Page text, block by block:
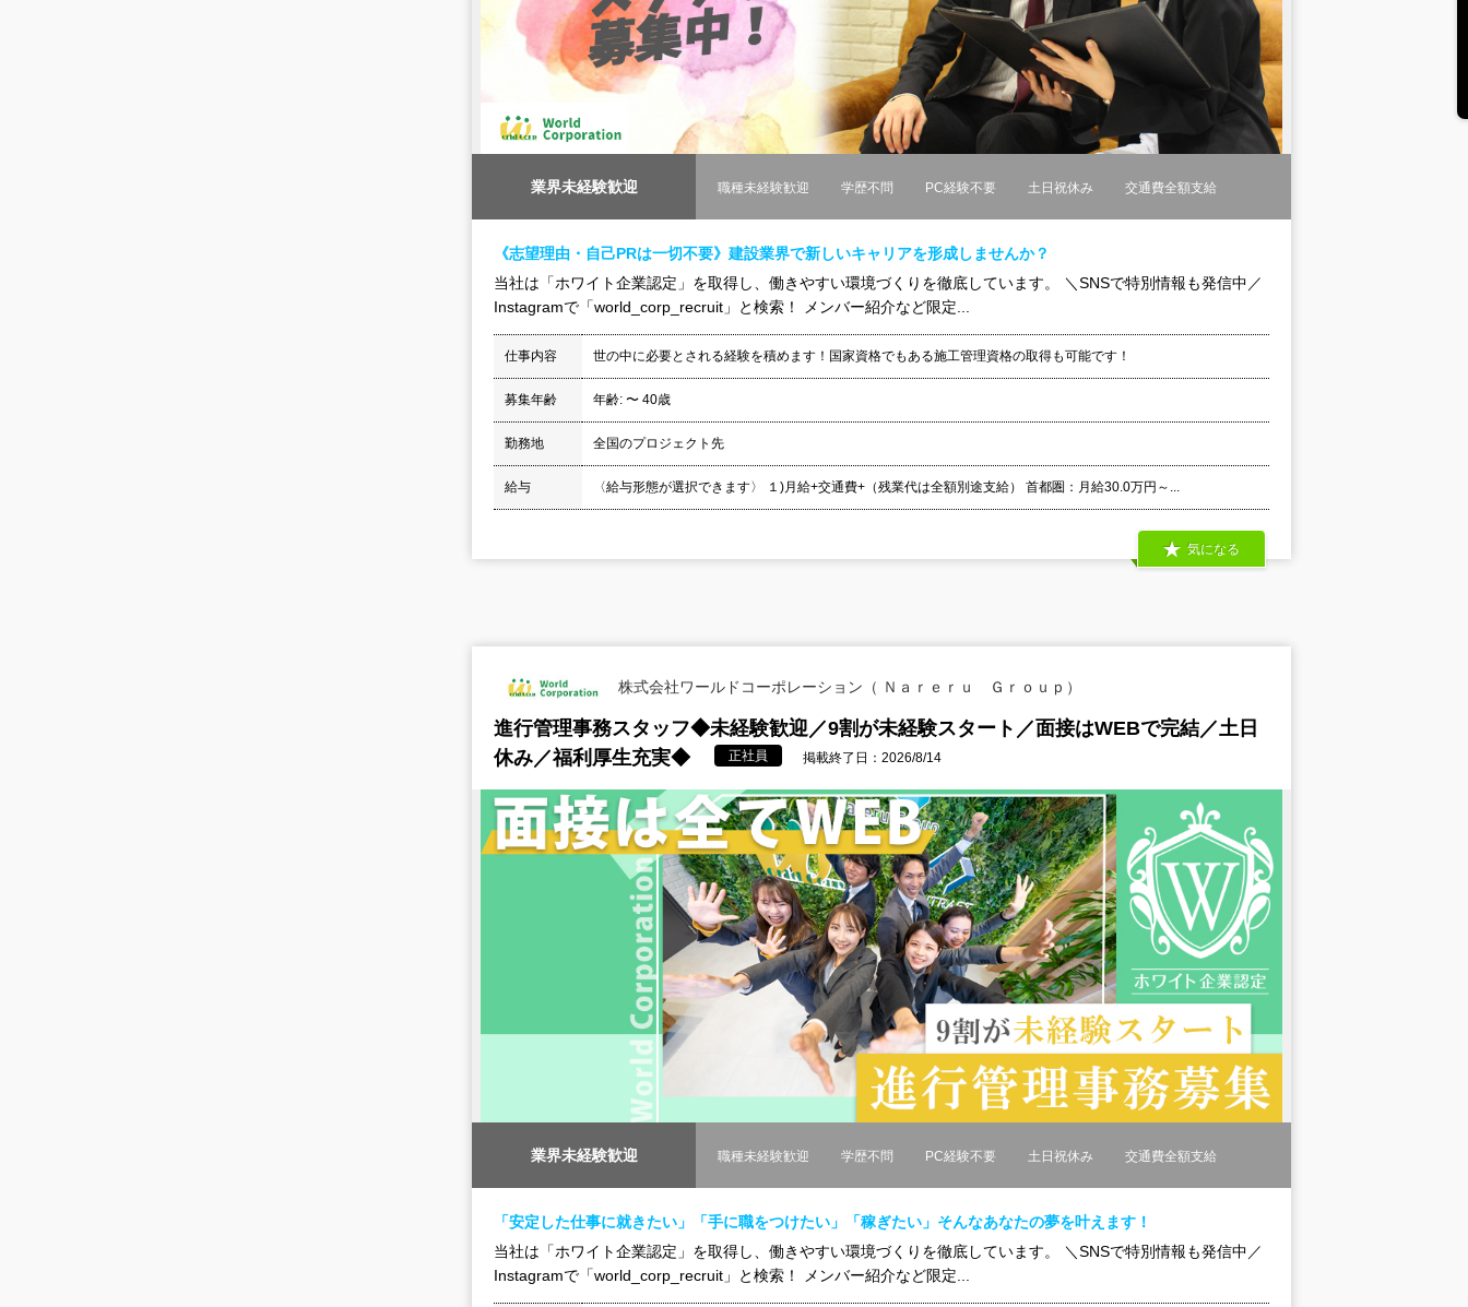
業界未経験歓迎 職種未経験歓迎 学歴不問 PC経験不要 土日祝休み 交通費全額支給
《志望理由・自己PRは一切不要》建設業界で新しいキャリアを形成しませんか？
当社は「ホワイト企業認定」を取得し、働きやすい環境づくりを徹底しています。 ＼SNSで特別情報も発信中／
Instagramで「world_corp_recruit」と検索！ メンバー紹介など限定...
仕事内容 世の中に必要とされる経験を積めます！国家資格でもある施工管理資格の取得も可能です！
募集年齢 年齢: 〜 40歳
勤務地 全国のプロジェクト先
給与 〈給与形態が選択できます〉 １)月給+交通費+（残業代は全額別途支給） 首都圏：月給30.0万円～...
気になる
株式会社ワールドコーポレーション（ Ｎａｒｅｒｕ Ｇｒｏｕｐ）
進行管理事務スタッフ◆未経験歓迎／9割が未経験スタート／面接はWEBで完結／土日
休み／福利厚生充実◆
正社員 掲載終了日：2026/8/14
業界未経験歓迎 職種未経験歓迎 学歴不問 PC経験不要 土日祝休み 交通費全額支給
「安定した仕事に就きたい」「手に職をつけたい」「稼ぎたい」そんなあなたの夢を叶えます！
当社は「ホワイト企業認定」を取得し、働きやすい環境づくりを徹底しています。 ＼SNSで特別情報も発信中／
Instagramで「world_corp_recruit」と検索！ メンバー紹介など限定...